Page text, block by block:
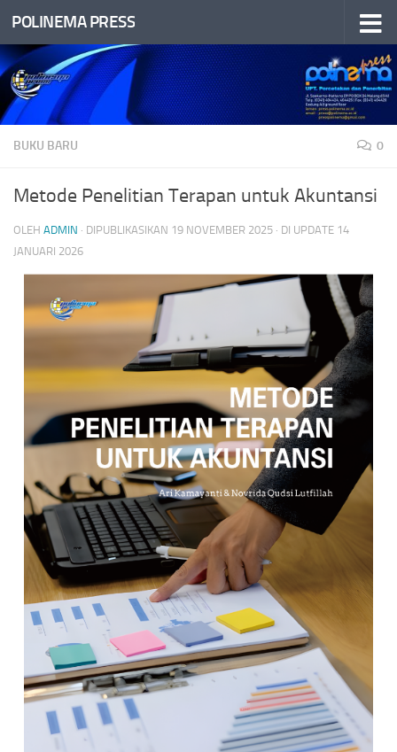
Skip to content
POLINEMA PRESS
BUKU BARU 0
Metode Penelitian Terapan untuk Akuntansi
OLEH ADMIN · DIPUBLIKASIKAN 19 NOVEMBER 2025 · DI UPDATE 14
JANUARI 2026